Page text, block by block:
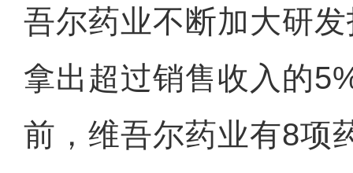
吾尔药业不断加大研
拿出超过销售收入的
前，维吾尔药业有8项